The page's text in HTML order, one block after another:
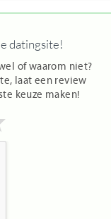
datingsite!
of waarom niet?
laat een review
keuze maken!